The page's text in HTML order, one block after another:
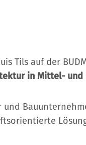
Tils auf der
in Mittel- und